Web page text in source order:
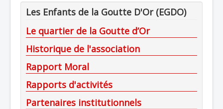
Les Enfants de la Goutte D'Or (EGDO)
Le quartier de la Goutte d’Or
Historique de l'association
Rapport Moral
Rapports d'activités
Partenaires institutionnels